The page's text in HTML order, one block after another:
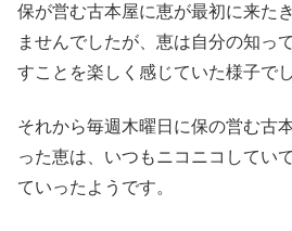
保が営む古本屋に恵が最初に来た
ませんでしたが、恵は自分の知っ
すことを楽しく感じていた様子でし
それから毎週木曜日に保の営む古
った恵は、いつもニコニコしてい
ていったようです。